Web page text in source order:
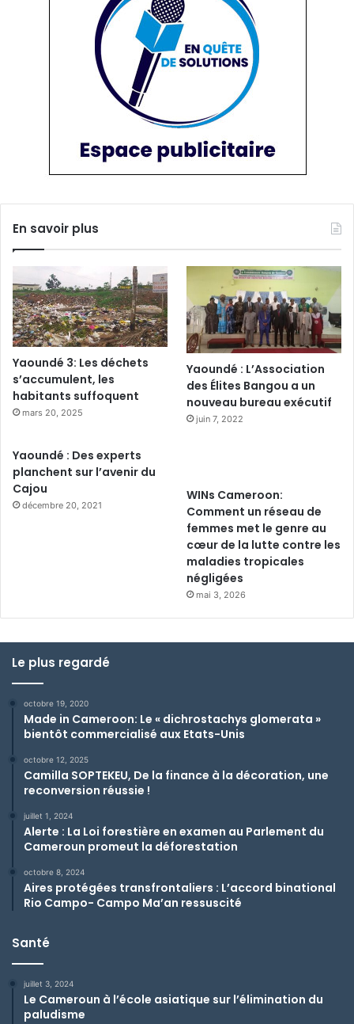
En savoir plus
Yaoundé 3: Les déchets
s’accumulent, les
habitants suffoquent
mars 20, 2025
Yaoundé : L’Association
des Élites Bangou a un
nouveau bureau exécutif
juin 7, 2022
Yaoundé : Des experts
planchent sur l’avenir du
Cajou
décembre 20, 2021
WINs Cameroon:
Comment un réseau de
femmes met le genre au
cœur de la lutte contre les
maladies tropicales
négligées
mai 3, 2026
Le plus regardé
octobre 19, 2020
Made in Cameroon: Le « dichrostachys glomerata »
bientôt commercialisé aux Etats-Unis
octobre 12, 2025
Camilla SOPTEKEU, De la finance à la décoration, une
reconversion réussie !
juillet 1, 2024
Alerte : La Loi forestière en examen au Parlement du
Cameroun promeut la déforestation
octobre 8, 2024
Aires protégées transfrontaliers : L’accord binational
Rio Campo- Campo Ma’an ressuscité
Santé
juillet 3, 2024
Le Cameroun à l’école asiatique sur l’élimination du
paludisme